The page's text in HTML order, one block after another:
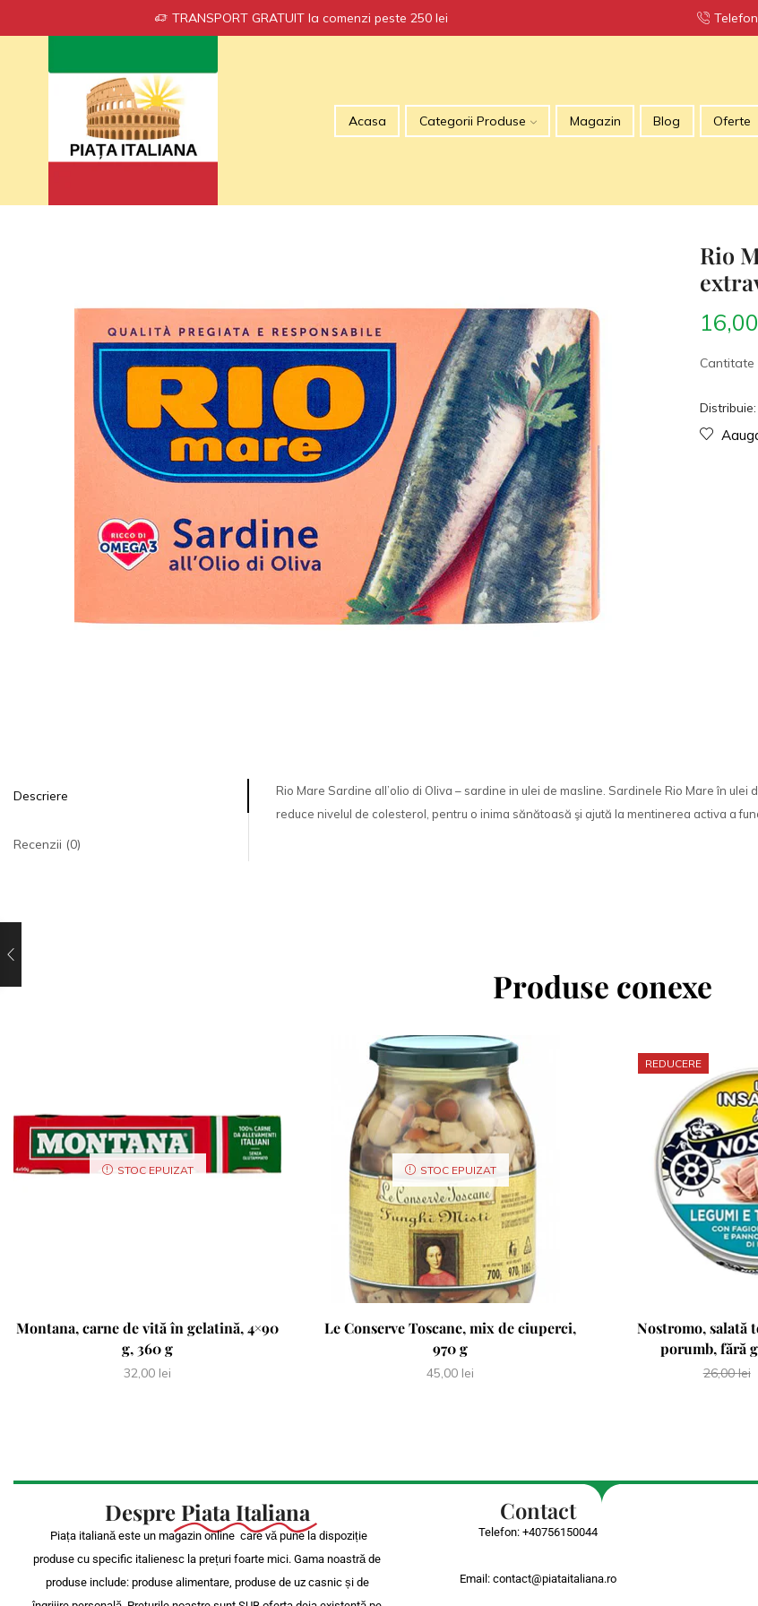
TRANSPORT GRATUIT la comenzi peste 250 lei
Acasa Categorii Produse Magazin Blog Oferte
Rio
16,00
Cantitate
Distribuie:
Descriere
Recenzii (0)
Rio Mare Sardine all’olio di Oliva – sardine in ulei de masline. Sardinele Rio Mare în ulei
reduce nivelul de colesterol, pentru o inima sănătoasă şi ajută la mentinerea activa a
Produse conexe
STOC EPUIZAT
Montana, carne de vită în gelatină, 4×90
g, 360 g
32,00 lei
STOC EPUIZAT
Le Conserve Toscane, mix de ciuperci,
970 g
45,00 lei
REDUCERE
Nostromo, salată
porumb, fără
26,00lei
Despre Piata Italiana
Piața italiană este un magazin online care vă pune la dispoziție
produse cu specific italienesc la prețuri foarte mici. Gama noastră de
produse include: produse alimentare, produse de uz casnic și de
Contact
Telefon:+40756150044
Email:contact@piataitaliana.ro